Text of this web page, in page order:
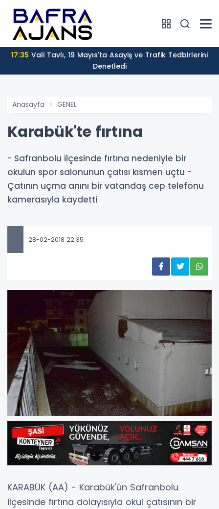
17:35
Denetledi
Anasayfa GENEL
Karabük'te fırtına
- Safranbolu ilçesinde fırtına nedeniyle bir
okulun spor salonunun çatısı kısmen uçtu -
Çatının uçma anını bir vatandaş cep telefonu
kamerasıyla kaydetti
28-02-2018 22:35
KARABÜK (AA) - Karabük'ün Safranbolu
ilçesinde fırtına dolayısıyla okul çatısının bir